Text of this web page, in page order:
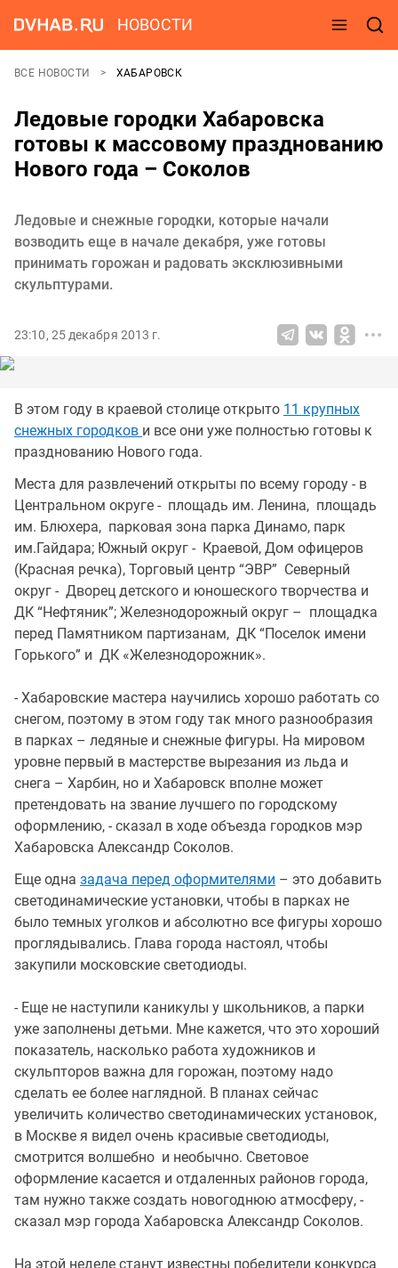
НОВОСТИ
ВСЕ НОВОСТИ ХАБАРОВСК
Ледовые городки Хабаровска
готовы к массовому празднованию
Нового года – Соколов
Ледовые и снежные городки, которые начали
возводить еще в начале декабря, уже готовы
принимать горожан и радовать эксклюзивными
скульптурами.
23:10, 25 декабря 2013 г.
В этом году в краевой столице открыто 11 крупных
снежных городков и все они уже полностью готовы к
празднованию Нового года.
Места для развлечений открыты по всему городу - в
Центральном округе - площадь им. Ленина, площадь
им. Блюхера, парковая зона парка Динамо, парк
им.Гайдара; Южный округ - Краевой, Дом офицеров
(Красная речка), Торговый центр “ЭВР” Северный
округ - Дворец детского и юношеского творчества и
ДК “Нефтяник”; Железнодорожный округ – площадка
перед Памятником партизанам, ДК “Поселок имени
Горького” и ДК «Железнодорожник».
- Хабаровские мастера научились хорошо работать со
снегом, поэтому в этом году так много разнообразия
в парках – ледяные и снежные фигуры. На мировом
уровне первый в мастерстве вырезания из льда и
снега – Харбин, но и Хабаровск вполне может
претендовать на звание лучшего по городскому
оформлению, - сказал в ходе объезда городков мэр
Хабаровска Александр Соколов.
Еще одна задача перед оформителями – это добавить
светодинамические установки, чтобы в парках не
было темных уголков и абсолютно все фигуры хорошо
проглядывались. Глава города настоял, чтобы
закупили московские светодиоды.
- Еще не наступили каникулы у школьников, а парки
уже заполнены детьми. Мне кажется, что это хороший
показатель, насколько работа художников и
скульпторов важна для горожан, поэтому надо
сделать ее более наглядной. В планах сейчас
увеличить количество светодинамических установок,
в Москве я видел очень красивые светодиоды,
смотрится волшебно и необычно. Световое
оформление касается и отдаленных районов города,
там нужно также создать новогоднюю атмосферу, -
сказал мэр города Хабаровска Александр Соколов.
На этой неделе станут известны победители конкурса